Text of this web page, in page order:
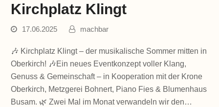
Kirchplatz Klingt
17.06.2025 machbar
🎶 Kirchplatz Klingt – der musikalische Sommer mitten in
Oberkirch! 🎶Ein neues Eventkonzept voller Klang,
Genuss & Gemeinschaft – in Kooperation mit der Krone
Oberkirch, Metzgerei Bohnert, Piano Fies & Blumenhaus
Busam. 🌿 Zwei Mal im Monat verwandeln wir den…